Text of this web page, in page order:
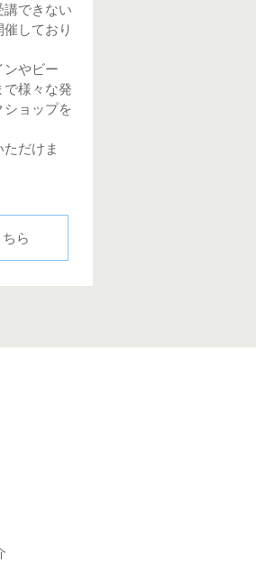
講できない
しており
ンやビー
で様々な発
ショップを
だけま
ら